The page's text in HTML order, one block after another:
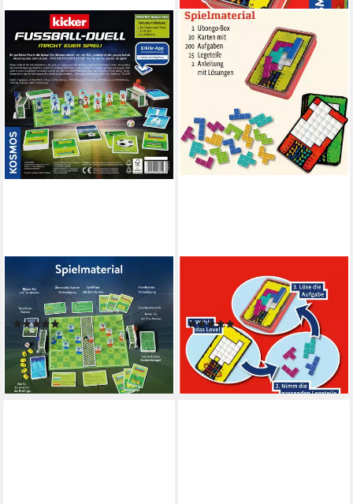
Spiel Kicker Fußball-Duell,
Familienspiel, Made in Europe
(8)
ab 14,84 € UVP19,99 €
-26%
lieferbar - in 1-2 Werktagen bei dir
Spiel Ubongo - Brain Games,
Geschicklichkeitsspiel
(8)
ab 11,11 € UVP12,99 €
-14%
lieferbar - in 1-2 Werktagen bei dir